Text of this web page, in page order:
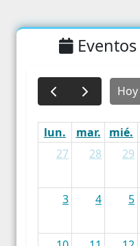
Eventos
Hoy
lun. mar. mié.
27
28 29
3 4 5